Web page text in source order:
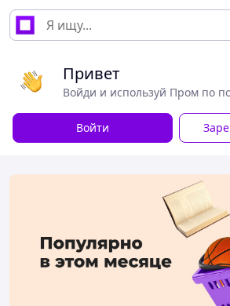
Привет
Войди и используй Пром по
Войти